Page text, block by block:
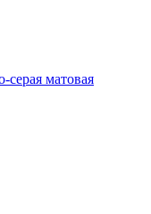
серая матовая